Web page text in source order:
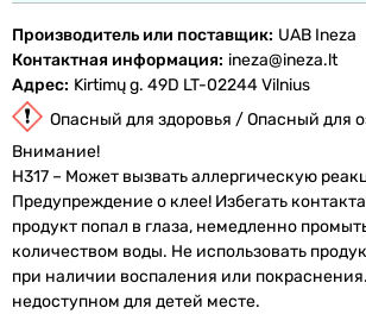
Производитель или поставщик UAB Ineza
Контактная информация ineza@ineza.lt
Адрес Kirtimų g. 49D LT-02244 Vilnius
Опасный для здоровья / Опасный для
Внимание!
H317 – Может вызвать аллергическую
Предупреждение о клее! Избегать
продукт попал в глаза, немедленно
количеством воды. Не использовать
при наличии воспаления или
недоступном для детей месте.